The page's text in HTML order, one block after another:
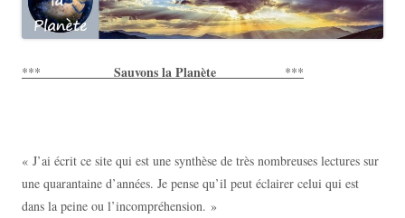
*** Sauvons la Planète ***
« J’ai écrit ce site qui est une synthèse de très nombreuses lectures sur
une quarantaine d’années. Je pense qu’il peut éclairer celui qui est
dans la peine ou l’incompréhension. »